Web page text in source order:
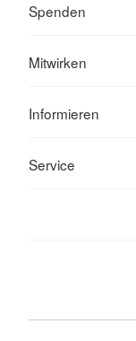
Spenden
Mitwirken
Informieren
Service